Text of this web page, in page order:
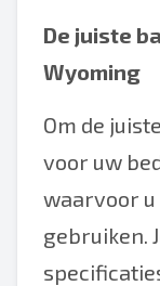
De juiste
Wyoming
Om de
voor uw
waarvoor
gebruiken.